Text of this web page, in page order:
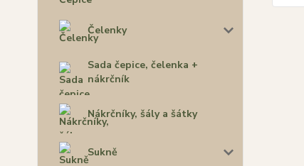
Čelenky
Sada čepice, čelenka +
nákrčník
Nákrčníky, šály a šátky
Sukně